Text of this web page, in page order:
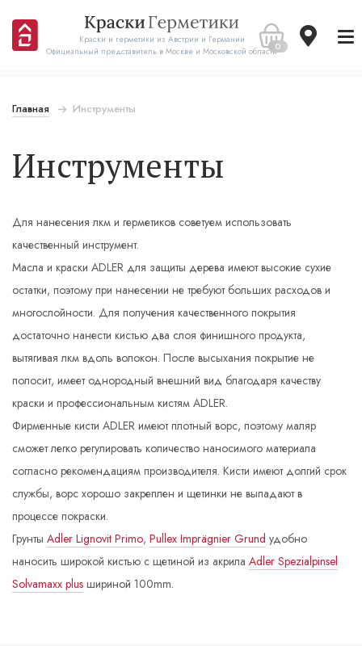
Краски и герметики из Австрии и Германии
Официальный представитель в Москве и Московской области0
Главная Инструменты
Инструменты
Для нанесения лкм и герметиков советуем использовать
качественный инструмент.
Масла и краски ADLER для защиты дерева имеют высокие сухие
остатки, поэтому при нанесении не требуют больших расходов и
многослойности. Для получения качественного покрытия
достаточно нанести кистью два слоя финишного продукта,
вытягивая лкм вдоль волокон. После высыхания покрытие не
полосит, имеет однородный внешний вид благодаря качеству
краски и профессиональным кистям ADLER.
Фирменные кисти ADLER имеют плотный ворс, поэтому маляр
сможет легко регулировать количество наносимого материала
согласно рекомендациям производителя. Кисти имеют долгий срок
службы, ворс хорошо закреплен и щетинки не выпадают в
процессе покраски.
Грунты Adler Lignovit Primo, Pullex Imprägnier Grund удобно
наносить широкой кистью с щетиной из акрила Adler Spezialpinsel
Solvamaxx plus шириной 100mm.